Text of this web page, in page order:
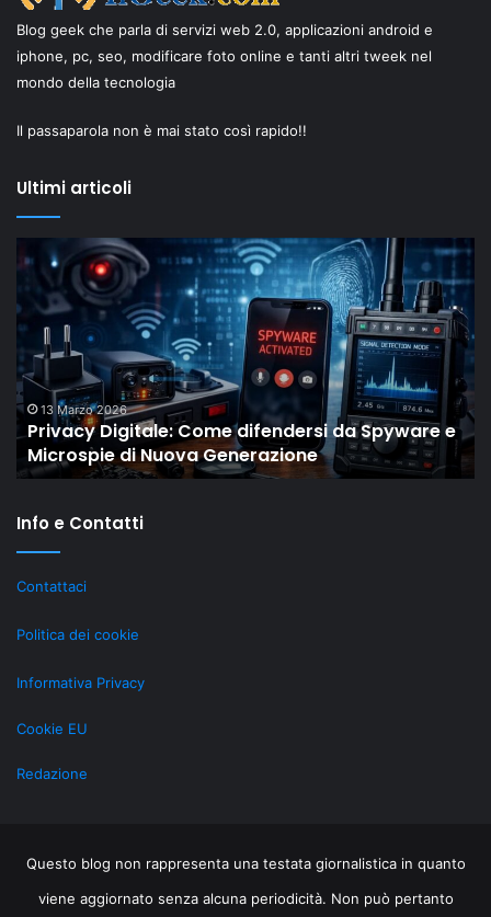
Blog geek che parla di servizi web 2.0, applicazioni android e
iphone, pc, seo, modificare foto online e tanti altri tweek nel
mondo della tecnologia
Il passaparola non è mai stato così rapido!!
Ultimi articoli
“New
Old”
Drop
Shaiya
mostra
come
MMO
storici
rilevanti
LiveOps
18 Febbraio 2026
Il “New Old” Drop di Shaiya mostra come gli
MMO storici restano rilevanti grazie al LiveOps
la
Info e Contatti
Contattaci
Politica dei cookie
Informativa Privacy
Cookie EU
Redazione
Questo blog non rappresenta una testata giornalistica in quanto
viene aggiornato senza alcuna periodicità. Non può pertanto